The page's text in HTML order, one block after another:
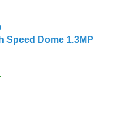
Speed Dome 1.3MP